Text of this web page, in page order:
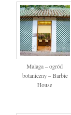
Malaga – ogród
botaniczny – Barbie
House